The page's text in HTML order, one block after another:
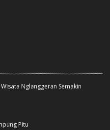
Nglanggeran Semakin
Pitu